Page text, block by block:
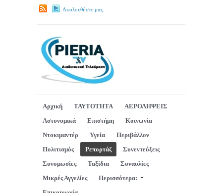
Ακολουθήστε μας.
Αρχική ΤΑΥΤΟΤΗΤΑ
ΑΕΡΟΛΗΨΕΙΣ
Αστυνομικά
Επιστήμη
Κοινωνία
Ντοκιμαντέρ
Υγεία
Περιβάλλον
Πολιτισμός
Ρεπορτάζ
Συνεντεύξεις
Συνομωσίες
Ταξίδια
Συναυλίες
Μικρές Αγγελίες
Περισσότερα: